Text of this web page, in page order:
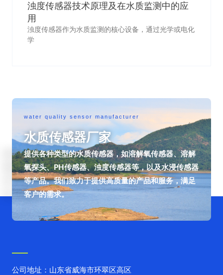
浊度传感器技术原理及在水质监测中的应
用
浊度传感器作为水质监测的核心设备，通过光学或电化
学
water quality sensor manufacturer
水质传感器厂家
提供各种类型的水质传感器，如溶解氧传感器、溶解
氧探头、PH传感器、浊度传感器等，以及水浸传感器
等产品。我们致力于提供高质量的产品和服务，满足
客户的需求。
公司地址：山东省威海市环翠区高区